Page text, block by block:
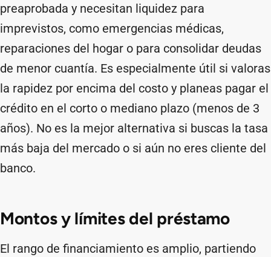
preaprobada y necesitan liquidez para
imprevistos, como emergencias médicas,
reparaciones del hogar o para consolidar deudas
de menor cuantía. Es especialmente útil si valoras
la rapidez por encima del costo y planeas pagar el
crédito en el corto o mediano plazo (menos de 3
años). No es la mejor alternativa si buscas la tasa
más baja del mercado o si aún no eres cliente del
banco.
Montos y límites del préstamo
El rango de financiamiento es amplio, partiendo